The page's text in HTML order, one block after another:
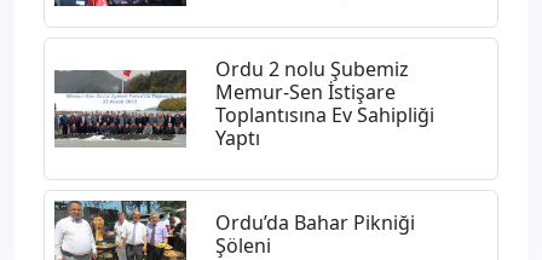
Ordu 2 nolu Şubemiz
Memur-Sen İstişare
Toplantısına Ev Sahipliği
Yaptı
Ordu’da Bahar Pikniği
Şöleni